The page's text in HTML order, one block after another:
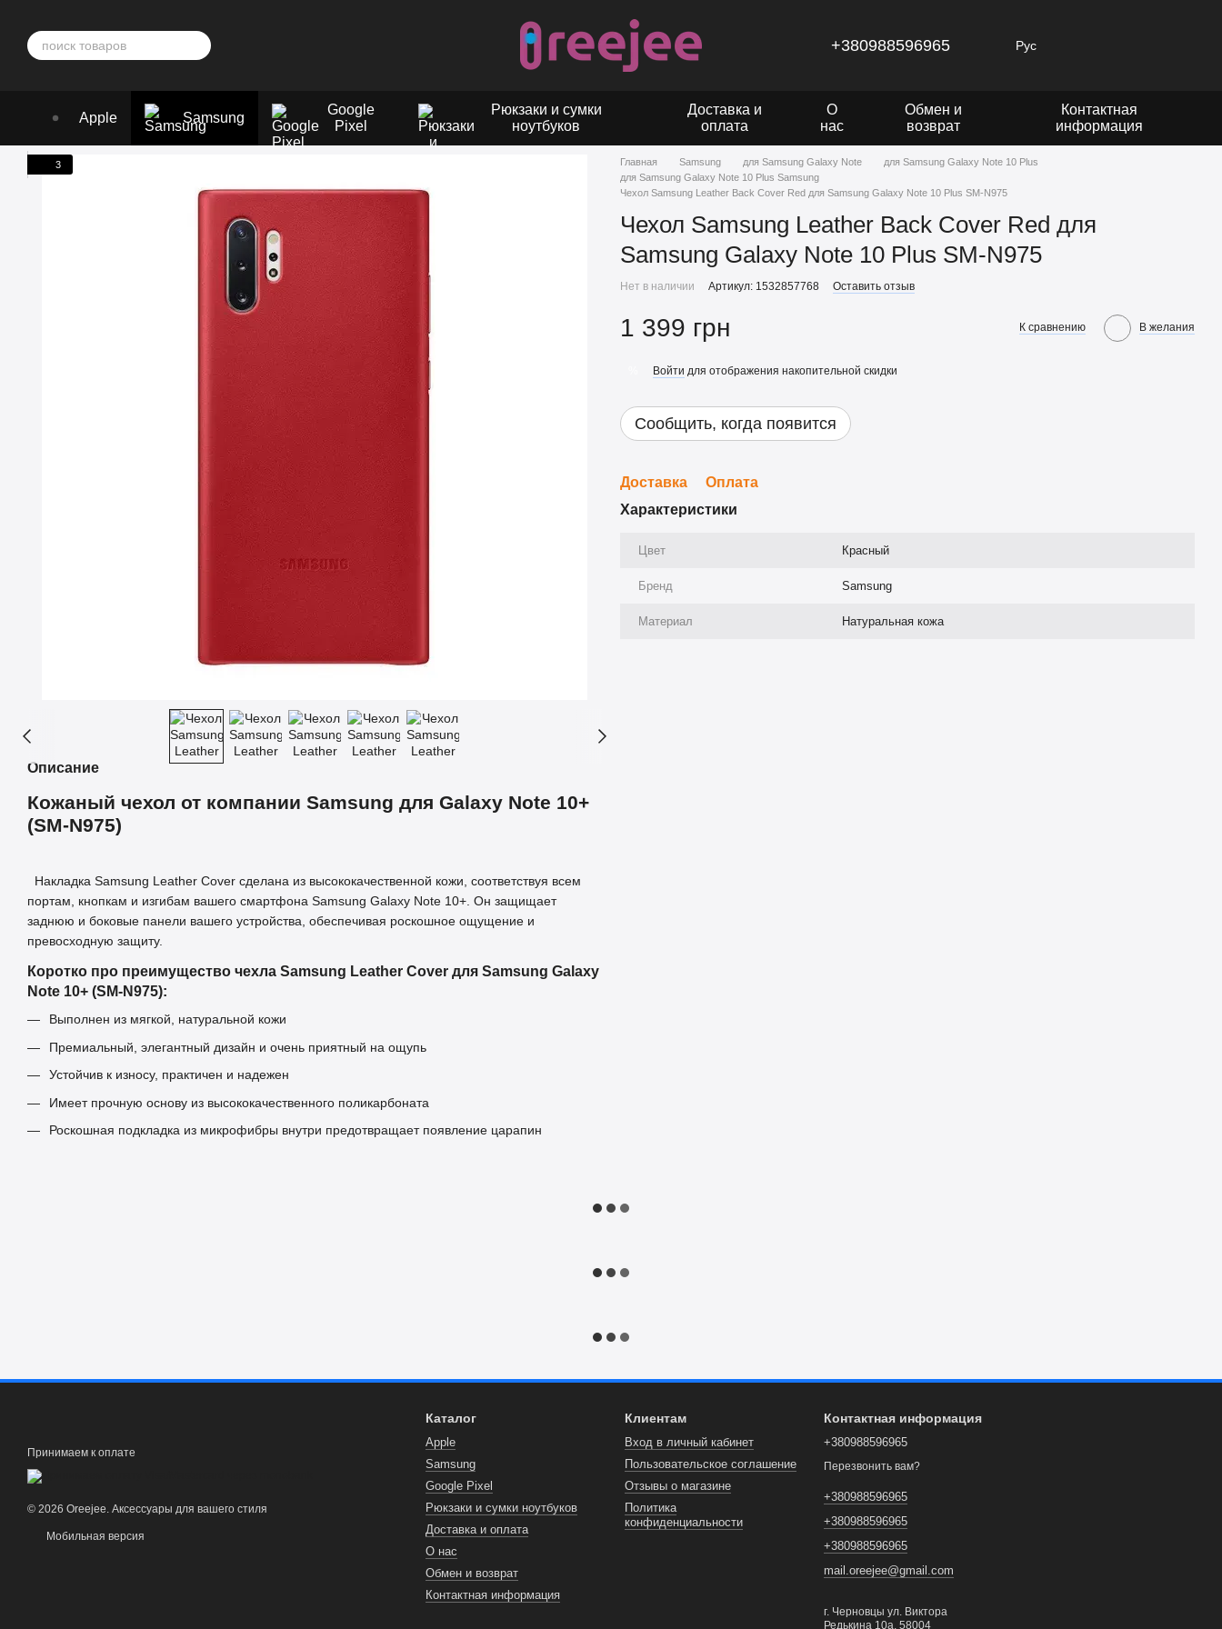
+380988596965 Рус
Apple Samsung
Google
Pixel
Рюкзаки и сумки
ноутбуков
Доставка и
оплата
О
нас
Обмен и
возврат
Контактная
информация
3
Описание
Кожаный чехол от компании Samsung для Galaxy Note 10+
(SM-N975)
Накладка Samsung Leather Cover сделана из высококачественной кожи, соответствуя всем
портам, кнопкам и изгибам вашего смартфона Samsung Galaxy Note 10+. Он защищает
заднюю и боковые панели вашего устройства, обеспечивая роскошное ощущение и
превосходную защиту.
Коротко про преимущество чехла Samsung Leather Cover для Samsung Galaxy
Note 10+ (SM-N975):
Выполнен из мягкой, натуральной кожи
Премиальный, элегантный дизайн и очень приятный на ощупь
Устойчив к износу, практичен и надежен
Имеет прочную основу из высококачественного поликарбоната
Роскошная подкладка из микрофибры внутри предотвращает появление царапин
Главная Samsung для Samsung Galaxy Note
для Samsung Galaxy Note 10 Plus
для Samsung Galaxy Note 10 Plus Samsung
Чехол Samsung Leather Back Cover Red для Samsung Galaxy Note 10 Plus SM-N975
Чехол Samsung Leather Back Cover Red для
Samsung Galaxy Note 10 Plus SM-N975
Нет в наличии Артикул: 1532857768 Оставить отзыв
1 399 грн К сравнению В желания
Войти для отображения накопительной скидки
Сообщить, когда появится
Доставка
Оплата
Характеристики
Цвет Красный
Бренд Samsung
Материал Натуральная кожа
Принимаем к оплате
© 2026 Oreejee. Аксессуары для вашего стиля
Мобильная версия
Каталог
Apple
Samsung
Google Pixel
Рюкзаки и сумки ноутбуков
Доставка и оплата
О нас
Обмен и возврат
Контактная информация
Клиентам
Вход в личный кабинет
Пользовательское соглашение
Отзывы о магазине
Политика
конфиденциальности
Контактная информация
+380988596965
Перезвонить вам?
+380988596965
+380988596965
+380988596965
mail.oreejee@gmail.com
г. Черновцы ул. Виктора
Редькина 10а, 58004